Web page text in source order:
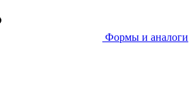
Формы и аналоги